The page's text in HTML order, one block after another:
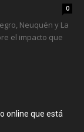
0
Neuquén y La
el impacto que
online que está